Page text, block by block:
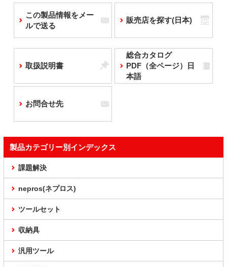
この製品情報をメー
ルで送る
販売店を探す(日本)
取扱説明書
総合カタログ
PDF（全ページ）日
本語
お問合せ先
製品カテゴリー別インデックス
課題解決
nepros(ネプロス)
ツールセット
収納具
汎用ツール